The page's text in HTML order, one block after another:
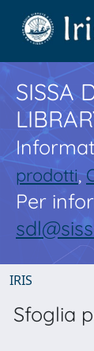
SISSA
prodotti,
Per
IRIS
Sfoglia